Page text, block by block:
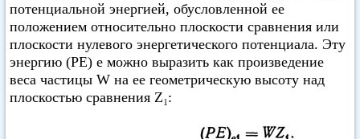
потенциальной энергией, обусловленной ее
положением относительно плоскости сравнения или
плоскости нулевого энергетического потенциала. Эту
энергию (РЕ) e можно выразить как произведение
веса частицы W на ее геометрическую высоту над
плоскостью сравнения Z₁: